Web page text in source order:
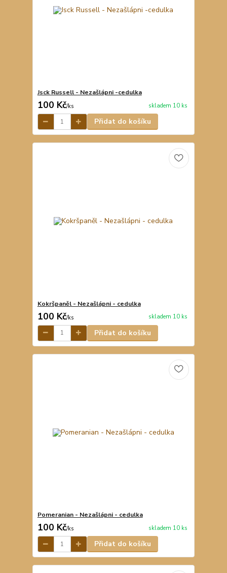
Jsck Russell - Nezašlápni -cedulka
100 Kč/ks skladem 10 ks
Přidat do košíku
Kokršpaněl - Nezašlápni - cedulka
100 Kč/ks skladem 10 ks
Přidat do košíku
Pomeranian - Nezašlápni - cedulka
100 Kč/ks skladem 10 ks
Přidat do košíku